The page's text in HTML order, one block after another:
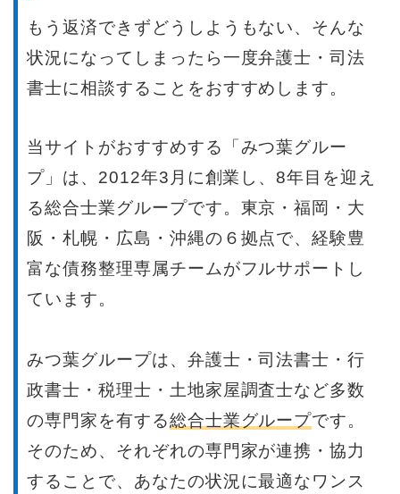
もう返済できずどうしようもない、そんな
状況になってしまったら一度弁護士・司法
書士に相談することをおすすめします。
当サイトがおすすめする「みつ葉グルー
プ」は、2012年3月に創業し、8年目を迎え
る総合士業グループです。東京・福岡・大
阪・札幌・広島・沖縄の６拠点で、経験豊
富な債務整理専属チームがフルサポートし
ています。
みつ葉グループは、弁護士・司法書士・行
政書士・税理士・土地家屋調査士など多数
の専門家を有する総合士業グループです。
そのため、それぞれの専門家が連携・協力
することで、あなたの状況に最適なワンス